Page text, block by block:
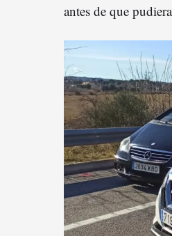
antes de que